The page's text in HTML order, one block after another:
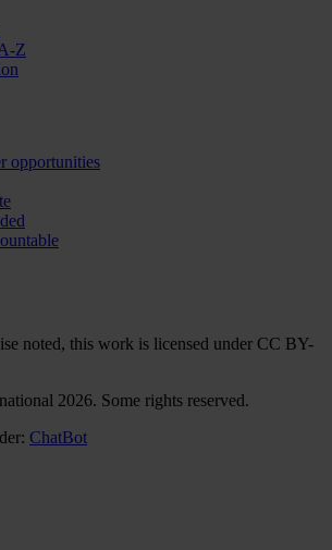
Z
opportunities
noted, this work is licensed under CC BY-
2026. Some rights reserved.
ChatBot